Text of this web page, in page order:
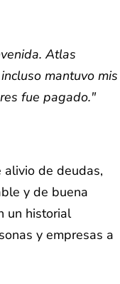
Atlas
mantuvo mis
fue pagado."
alivio de deudas,
y de buena
un historial
y empresas a